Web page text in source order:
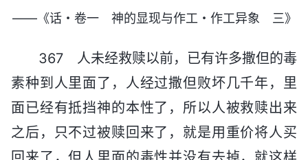
——《话・卷一 神的显现与作工・作工异象 三》
367 人未经救赎以前，已有许多撒但的毒
素种到人里面了，人经过撒但败坏几千年，里
面已经有抵挡神的本性了，所以人被救赎出来
之后，只不过被赎回来了，就是用重价将人买